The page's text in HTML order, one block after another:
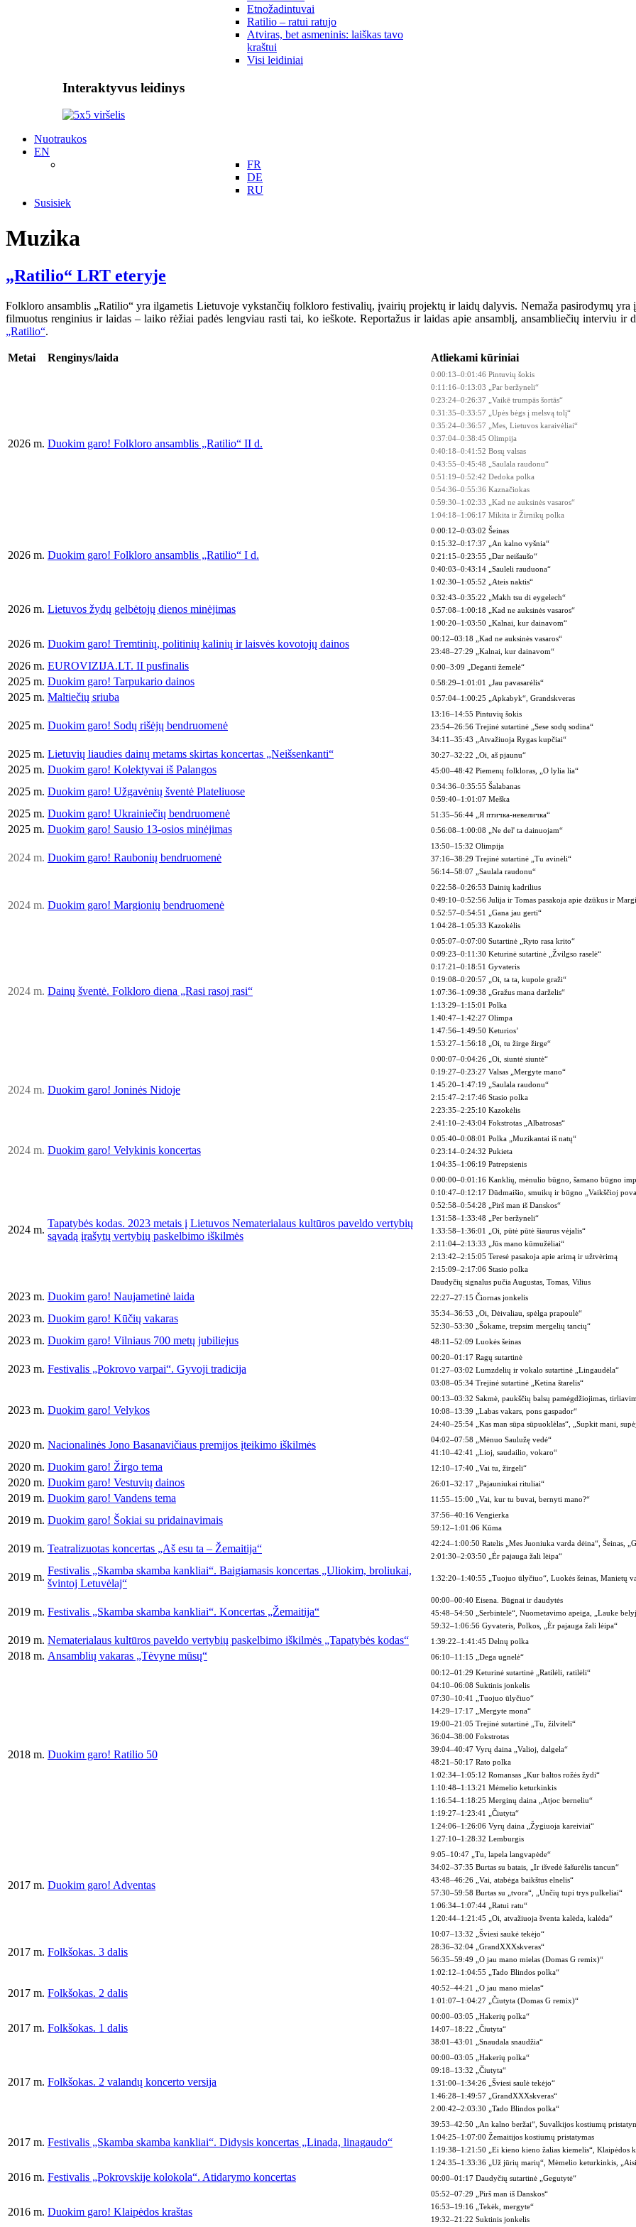
Etnožadintuvai
Ratilio – ratui ratujo
Atviras, bet asmeninis: laiškas tavo
kraštui
Visi leidiniai
Interaktyvus leidinys
Nuotraukos
EN
FR
DE
RU
Susisiek
Muzika
„Ratilio“ LRT eteryje
Folkloro ansamblis „Ratilio“ yra ilgametis Lietuvoje vykstančių folkloro festivalių, įvairių projektų ir laidų dalyvis. Nemaža pasirodymų yra
filmuotus renginius ir laidas – laiko rėžiai padės lengviau rasti tai, ko ieškote. Reportažus ir laidas apie ansamblį, ansambliečių interviu ir
„Ratilio“.
Metai Renginys/laida Atliekami kūriniai
2026 m. Duokim garo! Folkloro ansamblis „Ratilio“ II d.
0:00:13–0:01:46 Pintuvių šokis
0:11:16–0:13:03 „Par beržyneli“
0:23:24–0:26:37 „Vaikē trumpās šortās“
0:31:35–0:33:57 „Upės bėgs į melsvą tolį“
0:35:24–0:36:57 „Mes, Lietuvos karaivėliai“
0:37:04–0:38:45 Olimpija
0:40:18–0:41:52 Bosų valsas
0:43:55–0:45:48 „Saulala raudonu“
0:51:19–0:52:42 Dedoka polka
0:54:36–0:55:36 Kaznačiokas
0:59:30–1:02:33 „Kad ne auksinės vasaros“
1:04:18–1:06:17 Mikita ir Žirnikų polka
2026 m. Duokim garo! Folkloro ansamblis „Ratilio“ I d.
0:00:12–0:03:02 Šeinas
0:15:32–0:17:37 „An kalno vyšnia“
0:21:15–0:23:55 „Dar neišaušo“
0:40:03–0:43:14 „Sauleli rauduona“
1:02:30–1:05:52 „Ateis naktis“
2026 m. Lietuvos žydų gelbėtojų dienos minėjimas
0:32:43–0:35:22 „Makh tsu di eygelech“
0:57:08–1:00:18 „Kad ne auksinės vasaros“
1:00:20–1:03:50 „Kalnai, kur dainavom“
2026 m. Duokim garo! Tremtinių, politinių kalinių ir laisvės kovotojų dainos
00:12–03:18 „Kad ne auksinės vasaros“
23:48–27:29 „Kalnai, kur dainavom“
2026 m. EUROVIZIJA.LT. II pusfinalis 0:00–3:09 „Deganti žemelė“
2025 m. Duokim garo! Tarpukario dainos 0:58:29–1:01:01 „Jau pavasarėlis“
2025 m. Maltiečių sriuba 0:57:04–1:00:25 „Apkabyk“, Grandskveras
2025 m. Duokim garo! Sodų rišėjų bendruomenė
13:16–14:55 Pintuvių šokis
23:54–26:56 Trejinė sutartinė „Sese sodų sodina“
34:11–35:43 „Atvažiuoja Rygas kupčiai“
2025 m. Lietuvių liaudies dainų metams skirtas koncertas „Neišsenkanti“ 30:27–32:22 „Oi, aš pjaunu“
2025 m. Duokim garo! Kolektyvai iš Palangos 45:00–48:42 Piemenų folkloras, „O lylia lia“
2025 m. Duokim garo! Užgavėnių šventė Plateliuose
0:34:36–0:35:55 Šalabanas
0:59:40–1:01:07 Meška
2025 m. Duokim garo! Ukrainiečių bendruomenė 51:35–56:44 „Я птичка-невеличка“
2025 m. Duokim garo! Sausio 13-osios minėjimas 0:56:08–1:00:08 „Ne del' ta dainuojam“
2024 m. Duokim garo! Raubonių bendruomenė
13:50–15:32 Olimpija
37:16–38:29 Trejinė sutartinė „Tu avinėli“
56:14–58:07 „Saulala raudonu“
2024 m. Duokim garo! Margionių bendruomenė
0:22:58–0:26:53 Dainių kadrilius
0:49:10–0:52:56 Julija ir Tomas pasakoja apie dzūkus ir
0:52:57–0:54:51 „Gana jau gerti“
1:04:28–1:05:33 Kazokėlis
2024 m. Dainų šventė. Folkloro diena „Rasi rasoj rasi“
0:05:07–0:07:00 Sutartinė „Ryto rasa krito“
0:09:23–0:11:30 Keturinė sutartinė „Žvilgso raselė“
0:17:21–0:18:51 Gyvateris
0:19:08–0:20:57 „Oi, ta ta, kupole graži“
1:07:36–1:09:38 „Gražus mana darželis“
1:13:29–1:15:01 Polka
1:40:47–1:42:27 Olimpa
1:47:56–1:49:50 Keturios’
1:53:27–1:56:18 „Oi, tu žirge žirge“
2024 m. Duokim garo! Joninės Nidoje
0:00:07–0:04:26 „Oi, siuntė siuntė“
0:19:27–0:23:27 Valsas „Mergyte mano“
1:45:20–1:47:19 „Saulala raudonu“
2:15:47–2:17:46 Stasio polka
2:23:35–2:25:10 Kazokėlis
2:41:10–2:43:04 Fokstrotas „Albatrosas“
2024 m. Duokim garo! Velykinis koncertas
0:05:40–0:08:01 Polka „Muzikantai iš natų“
0:23:14–0:24:32 Pukieta
1:04:35–1:06:19 Patrepsienis
2024 m.
Tapatybės kodas. 2023 metais į Lietuvos Nematerialaus kultūros paveldo vertybių
sąvadą įrašytų vertybių paskelbimo iškilmės
0:00:00–0:01:16 Kanklių, mėnulio būgno, šamano būgno
0:10:47–0:12:17 Dūdmaišio, smuikų ir būgno „Vaikščioj
0:52:58–0:54:28 „Pirš man iš Danskos“
1:31:58–1:33:48 „Per beržyneli“
1:33:58–1:36:01 „Oi, pūtė pūtė šiaurus vėjalis“
2:11:04–2:13:33 „Jūs mano kūmužėliai“
2:13:42–2:15:05 Teresė pasakoja apie arimą ir užtvėrimą
2:15:09–2:17:06 Stasio polka
Daudyčių signalus pučia Augustas, Tomas, Vilius
2023 m. Duokim garo! Naujametinė laida 22:27–27:15 Čiornas jonkelis
2023 m. Duokim garo! Kūčių vakaras
35:34–36:53 „Oi, Dėivaliau, spėlga prapoulė“
52:30–53:30 „Šokame, trepsim mergelių tancių“
2023 m. Duokim garo! Vilniaus 700 metų jubiliejus 48:11–52:09 Luokės šeinas
2023 m. Festivalis „Pokrovo varpai“. Gyvoji tradicija
00:20–01:17 Ragų sutartinė
01:27–03:02 Lumzdelių ir vokalo sutartinė „Lingaudėla“
03:08–05:34 Trejinė sutartinė „Ketina štarelis“
2023 m. Duokim garo! Velykos
00:13–03:32 Sakmė, paukščių balsų pamėgdžiojimas,
10:08–13:39 „Labas vakars, pons gaspador“
24:40–25:54 „Kas man sūpa sūpuoklėlas“, „Supkit mani,
2020 m. Nacionalinės Jono Basanavičiaus premijos įteikimo iškilmės
04:02–07:58 „Mėnuo Saulužę vedė“
41:10–42:41 „Lioj, saudailio, vokaro“
2020 m. Duokim garo! Žirgo tema 12:10–17:40 „Vai tu, žirgeli“
2020 m. Duokim garo! Vestuvių dainos 26:01–32:17 „Pajauniukai rituliai“
2019 m. Duokim garo! Vandens tema 11:55–15:00 „Vai, kur tu buvai, bernyti mano?“
2019 m. Duokim garo! Šokiai su pridainavimais
37:56–40:16 Vengierka
59:12–1:01:06 Kūma
2019 m. Teatralizuotas koncertas „Aš esu ta – Žemaitija“
42:24–1:00:50 Ratelis „Mes Juoniuka varda dėina“, Šeinas,
2:01:30–2:03:50 „Ėr pajauga žali lėipa“
2019 m.
Festivalis „Skamba skamba kankliai“. Baigiamasis koncertas „Uliokim, broliukai,
švintoj Letuvėlaj“
1:32:20–1:40:55 „Tuojuo ūlyčiuo“, Luokės šeinas, Manietų
2019 m. Festivalis „Skamba skamba kankliai“. Koncertas „Žemaitija“
00:00–00:40 Eisena. Būgnai ir daudytės
45:48–54:50 „Serbintelė“, Nuometavimo apeiga, „Lauke
59:32–1:06:56 Gyvateris, Polkos, „Ėr pajauga žali lėipa“
2019 m. Nematerialaus kultūros paveldo vertybių paskelbimo iškilmės „Tapatybės kodas“ 1:39:22–1:41:45 Delnų polka
2018 m. Ansamblių vakaras „Tėvyne mūsų“ 06:10–11:15 „Dega ugnelė“
2018 m. Duokim garo! Ratilio 50
00:12–01:29 Keturinė sutartinė „Ratilėli, ratilėli“
04:10–06:08 Suktinis jonkelis
07:30–10:41 „Tuojuo ūlyčiuo“
14:29–17:17 „Mergyte mona“
19:00–21:05 Trejinė sutartinė „Tu, žilviteli“
36:04–38:00 Fokstrotas
39:04–40:47 Vyrų daina „Valioj, dalgela“
48:21–50:17 Rato polka
1:02:34–1:05:12 Romansas „Kur baltos rožės žydi“
1:10:48–1:13:21 Mėmelio keturkinkis
1:16:54–1:18:25 Merginų daina „Atjoc berneliu“
1:19:27–1:23:41 „Čiutyta“
1:24:06–1:26:06 Vyrų daina „Žygiuoja kareiviai“
1:27:10–1:28:32 Lemburgis
2017 m. Duokim garo! Adventas
9:05–10:47 „Tu, lapela langvapėde“
34:02–37:35 Burtas su batais, „Ir išvedė šašurėlis tancun“
43:48–46:26 „Vai, atabėga baikštus elnelis“
57:30–59:58 Burtas su „tvora“, „Unčių tupi trys pulkeliai“
1:06:34–1:07:44 „Ratui ratu“
1:20:44–1:21:45 „Oi, atvažiuoja šventa kalėda, kalėda“
2017 m. Folkšokas. 3 dalis
10:07–13:32 „Šviesi saukė tekėjo“
28:36–32:04 „GrandXXXskveras“
56:35–59:49 „O jau mano mielas (Domas G remix)“
1:02:12–1:04:55 „Tado Blindos polka“
2017 m. Folkšokas. 2 dalis
40:52–44:21 „O jau mano mielas“
1:01:07–1:04:27 „Čiutyta (Domas G remix)“
2017 m. Folkšokas. 1 dalis
00:00–03:05 „Hakerių polka“
14:07–18:22 „Čiutyta“
38:01–43:01 „Snaudala snaudžia“
2017 m. Folkšokas. 2 valandų koncerto versija
00:00–03:05 „Hakerių polka“
09:18–13:32 „Čiutyta“
1:31:00–1:34:26 „Šviesi saulė tekėjo“
1:46:28–1:49:57 „GrandXXXskveras“
2:00:42–2:03:30 „Tado Blindos polka“
2017 m. Festivalis „Skamba skamba kankliai“. Didysis koncertas „Linada, linagaudo“
39:53–42:50 „An kalno beržai“, Suvalkijos kostiumų
1:04:25–1:07:00 Žemaitijos kostiumų pristatymas
1:19:38–1:21:50 „Ei kieno kieno žalias kiemelis“, Klaipėdos
1:24:35–1:33:36 „Už jūrių marių“, Mėmelio keturkinkis,
2016 m. Festivalis „Pokrovskije kolokola“. Atidarymo koncertas 00:00–01:17 Daudyčių sutartinė „Gegutytė“
2016 m. Duokim garo! Klaipėdos kraštas
05:52–07:29 „Pirš man iš Danskos“
16:53–19:16 „Tekėk, mergyte“
19:32–21:22 Suktinis jonkelis